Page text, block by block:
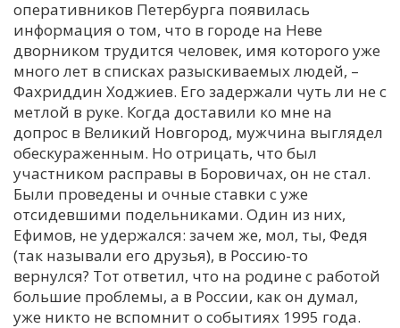
оперативников Петербурга появилась
информация о том, что в городе на Неве
дворником трудится человек, имя которого уже
много лет в списках разыскиваемых людей, –
Фахриддин Ходжиев. Его задержали чуть ли не с
метлой в руке. Когда доставили ко мне на
допрос в Великий Новгород, мужчина выглядел
обескураженным. Но отрицать, что был
участником расправы в Боровичах, он не стал.
Были проведены и очные ставки с уже
отсидевшими подельниками. Один из них,
Ефимов, не удержался: зачем же, мол, ты, Федя
(так называли его друзья), в Россию-то
вернулся? Тот ответил, что на родине с работой
большие проблемы, а в России, как он думал,
уже никто не вспомнит о событиях 1995 года.